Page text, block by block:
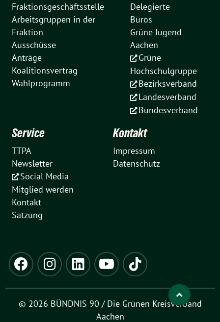
Fraktionsgeschäftsstelle
Arbeitsgruppen in der
Fraktion
Ausschüsse
Anträge
Koalitionsvertrag
Wahlprogramm
Delegierte
Büros
Grüne Jugend
Aachen
Grüne
Hochschulgruppe
Bezirksverband
Landesverband
Bundesverband
Service
TTPA
Newsletter
Social Media
Mitglied werden
Kontakt
Satzung
Kontakt
Impressum
Datenschutz
© 2026 BÜNDNIS 90 / Die Grünen Kreisverband
Aachen